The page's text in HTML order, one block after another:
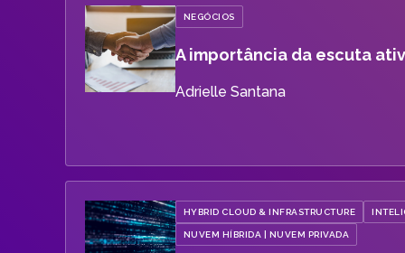
NEGÓCIOS
A importância da escuta
Adrielle Santana
HYBRID CLOUD & INFRASTRUCTURE
NUVEM HÍBRIDA | NUVEM PRIVADA